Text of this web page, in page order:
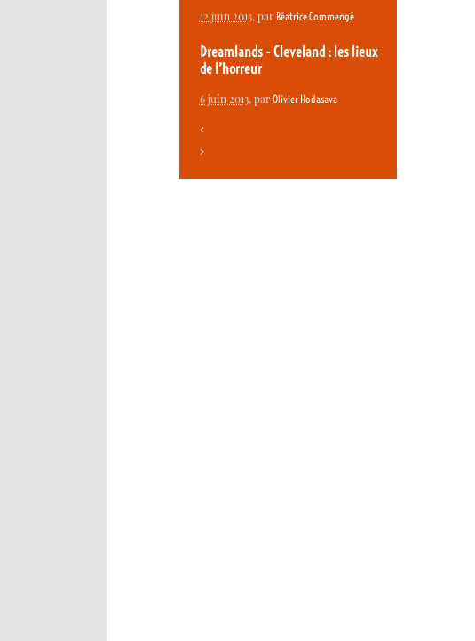
12 juin 2013, par Béatrice Commengé
Dreamlands - Cleveland : les lieux
de l’horreur
6 juin 2013, par Olivier Hodasava
<
>